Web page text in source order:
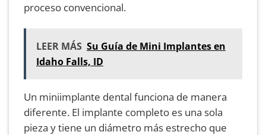
proceso convencional.
LEER MÁS Su Guía de Mini Implantes en
Idaho Falls, ID
Un miniimplante dental funciona de manera
diferente. El implante completo es una sola
pieza y tiene un diámetro más estrecho que